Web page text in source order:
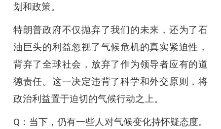
划和政策。
特朗普政府不仅抛弃了我们的未来，还为了石
油巨头的利益忽视了气候危机的真实紧迫性，
背弃了全球社会，放弃了作为领导者应有的道
德责任。这一决定违背了科学和外交原则，将
政治利益置于迫切的气候行动之上。
Q：当下，仍有一些人对气候变化持怀疑态度。